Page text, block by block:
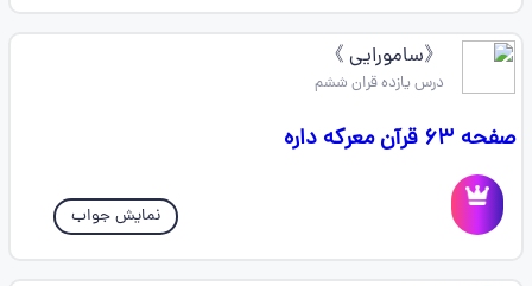
《سامورایی 》
درس یازده قران ششم
صفحه ۶۳ قرآن معرکه داره
نمایش جواب